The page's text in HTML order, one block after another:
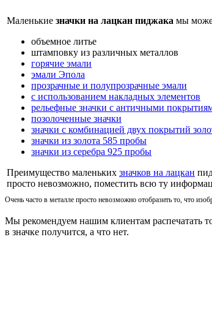
Маленькие значки на лацкан пиджака мы
объемное литье
штамповку из различных металлов
горячие эмали
эмали Эпола
прозрачные и полупрозрачные эмали
с использованием накладных элементов
рельефные значки с античными
позолоченные значки
значки с комбинацией двух покрытий
значки из золота 585 пробы
значки из серебра 925 пробы
Преимущество маленьких значков на лацкан
просто невозможно, поместить всю ту
Очень часто в металле просто невозможно отобразить то, что
Мы рекомендуем нашим клиентам распечатать
в значке получится, а что нет.